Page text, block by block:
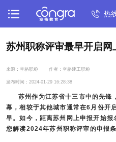
热
苏州职称评审最早开启网
来源：空格职称 作者：空格建工职称
发布时间：2024-01-29 16:28:38
苏州作为江苏省十三市中的先锋
幕，相较于其他城市通常在6月份开
早。如今，距离苏州网上申报开始
您解读2024年苏州职称评审的申报条